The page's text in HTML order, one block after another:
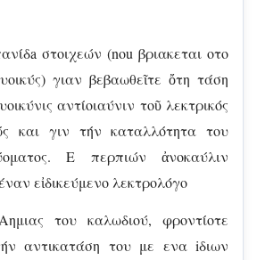
στοιχεών (nou βριακεται οτο
γιαν βεβαωθεῖτε ὄτη τάση
αντίοιαύνιν τοῦ λεκτρικός
και γιν τήν καταλλότητα του
Ε περπιών ἀνοκαύλιν
εἰδικεύμενο λεκτρολόγο
του καλωδιού, φροντίοτε
αντικατάση του με ενα iδιων